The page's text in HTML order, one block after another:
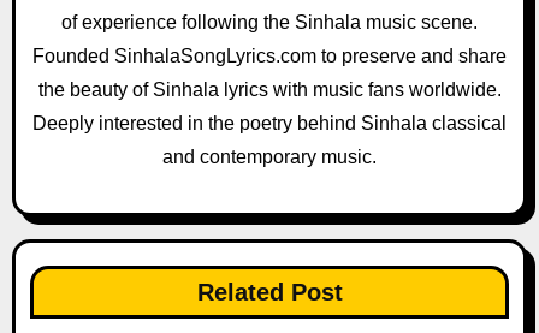
t
i
n
of experience following the Sinhala music scene.
Founded SinhalaSongLyrics.com to preserve and share
the beauty of Sinhala lyrics with music fans worldwide.
Deeply interested in the poetry behind Sinhala classical
and contemporary music.
Related Post